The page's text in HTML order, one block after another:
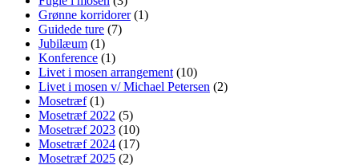
Grønne korridorer(1)
Guidede ture (7)
Jubilæum (1)
Konference (1)
Livet i mosen arrangement (10)
Livet i mosen v/ Michael Petersen (2)
Mosetræf(1)
Mosetræf 2022 (5)
Mosetræf 2023 (10)
Mosetræf 2024 (17)
Mosetræf 2025 (2)